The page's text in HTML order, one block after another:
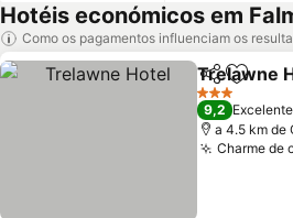
Hotéis económicos em
Como os pagamentos influenciam os
Partilhar
Trelawne
3 Estrelas
9,2 Excelente
a 4.5 km de
Charme de